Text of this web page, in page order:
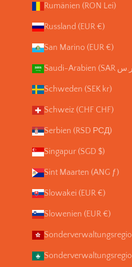
Rumänien (RON Lei)
Russland (EUR €)
San Marino (EUR €)
Schweden (SEK kr)
Schweiz (CHF CHF)
Serbien (RSD РСД)
Singapur (SGD $)
Sint Maarten (ANG ƒ)
Slowakei (EUR €)
Slowenien (EUR €)